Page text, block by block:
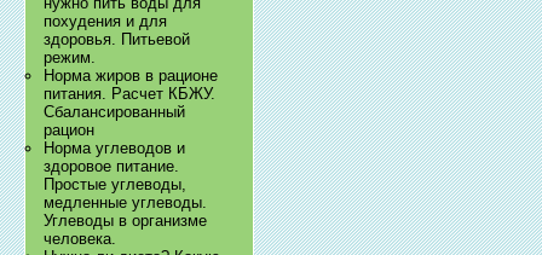
похудения и для
здоровья. Питьевой
режим.
Норма жиров в рационе
питания. Расчет КБЖУ.
Сбалансированный
рацион
Норма углеводов и
здоровое питание.
Простые углеводы,
медленные углеводы.
Углеводы в организме
человека.